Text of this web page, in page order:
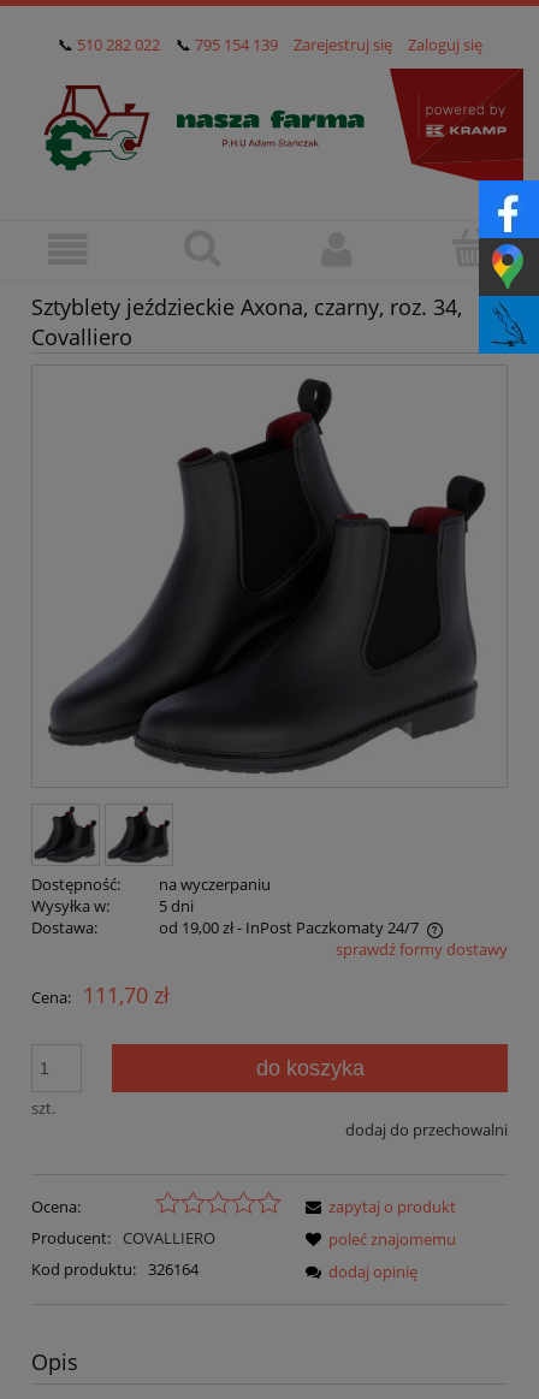
📞 510 282 022 📞 795 154 139 Zarejestruj się Zaloguj się
Sztyblety jeździeckie Axona, czarny, roz. 34,
Covalliero
Dostępność:
na wyczerpaniu
Wysyłka w:
5 dni
Dostawa:
od 19,00 zł- InPost Paczkomaty 24/7
Cena nie zawiera ewentualnych kosztów płatnościsprawdź formy dostawy
Cena: 111,70 zł
szt.
do koszyka
dodaj do przechowalni
Ocena:
Producent:
COVALLIERO
Kod produktu: 326164
zapytaj o produkt
poleć znajomemu
dodaj opinię
Opis